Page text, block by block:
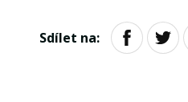
Sdílet na: